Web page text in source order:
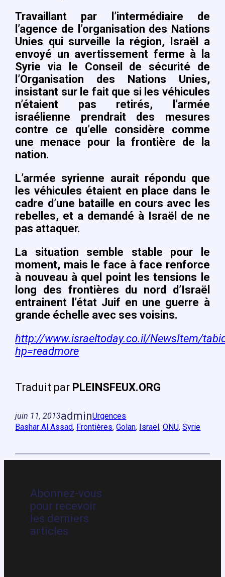
Travaillant par l’intermédiaire de
l’agence de l’organisation des Nations
Unies qui surveille la région, Israël a
envoyé un avertissement ferme à la
Syrie via le Conseil de sécurité de
l’Organisation des Nations Unies,
insistant sur le fait que si les véhicules
n’étaient pas retirés, l’armée
israélienne prendrait des mesures
contre ce qu’elle considère comme
une menace pour la frontière de la
nation.
L’armée syrienne aurait répondu que
les véhicules étaient en place dans le
cadre d’une bataille en cours avec les
rebelles, et a demandé à Israël de ne
pas attaquer.
La situation semble stable pour le
moment, mais le face à face renforce
à nouveau à quel point les tensions le
long des frontières du nord d’Israël
entrainent l’état Juif en une guerre à
grande échelle avec ses voisins.
http://www.israeltoday.co.il/NewsItem/
hp=readmore
Traduit par PLEINSFEUX.ORG
juin 11, 2013adminUrgences
Bashar Al Assad, Frontières, Golan, Israël, ONU, Syrie
Abonnez-vous
pour recevoir
les derniers
articles